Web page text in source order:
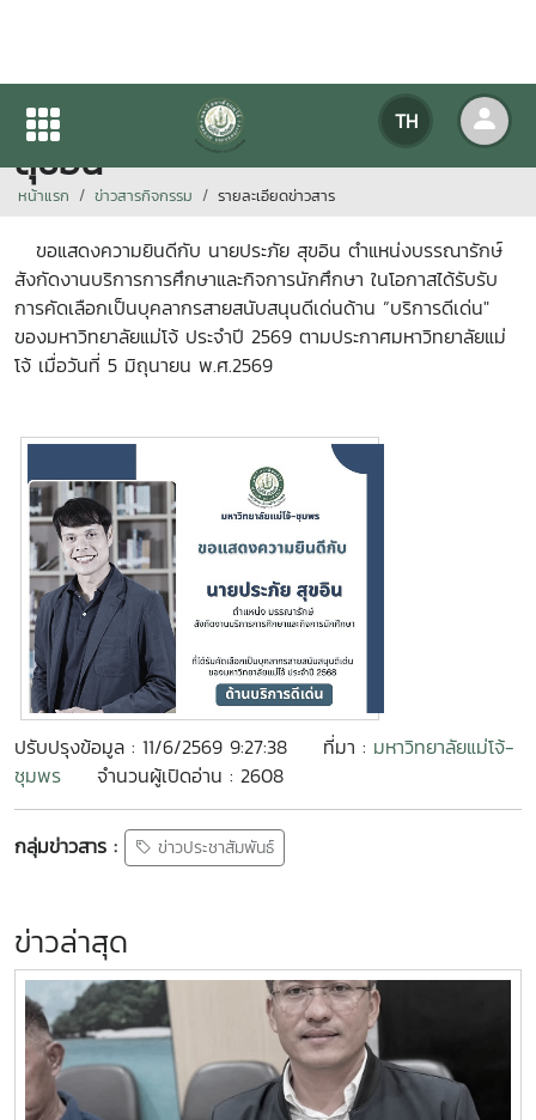
TH
ขอแสดงความยินดีกับนายประภัย
สุขอิน
หน้าแรก ข่าวสารกิจกรรม รายละเอียดข่าวสาร
ขอแสดงความยินดีกับ นายประภัย สุขอิน ตำแหน่งบรรณารักษ์
สังกัดงานบริการการศึกษาและกิจการนักศึกษา ในโอกาสได้รับรับ
การคัดเลือกเป็นบุคลากรสายสนับสนุนดีเด่นด้าน ”บริการดีเด่น"
ของมหาวิทยาลัยแม่โจ้ ประจำปี 2569 ตามประกาศมหาวิทยาลัยแม่
โจ้ เมื่อวันที่ 5 มิถุนายน พ.ศ.2569
ปรับปรุงข้อมูล : 11/6/2569 9:27:38 ที่มา : มหาวิทยาลัยแม่โจ้-
ชุมพร
จำนวนผู้เปิดอ่าน : 2608
กลุ่มข่าวสาร : ข่าวประชาสัมพันธ์
ข่าวล่าสุด